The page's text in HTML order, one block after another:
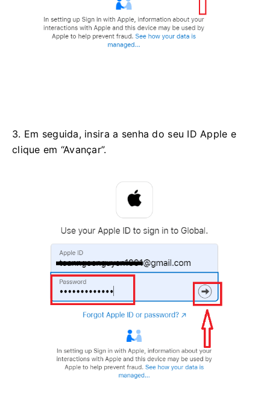
3. Em seguida, insira a senha do seu ID Apple e
clique em “Avançar”.